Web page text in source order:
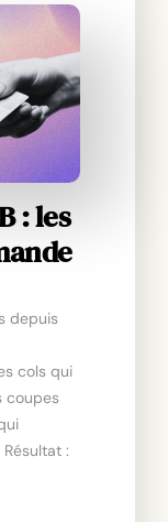
: les
depuis
cols qui
coupes
: